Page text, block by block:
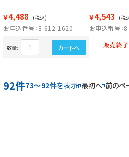
￥4,488 (税込)
お申込番号：8-612-1620
数量: カートへ
￥4,543 (税
お申込番号
販売終了
92件73～92件を表示 最初へ 前のペ